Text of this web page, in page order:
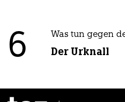
6 Was tun gegen
Der Urknall